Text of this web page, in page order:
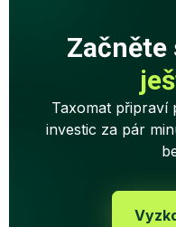
Začněte
Taxomat připraví
investic za pár